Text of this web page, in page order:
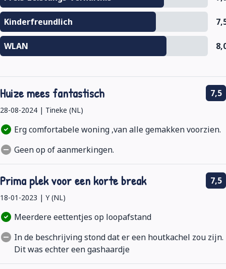
Kinderfreundlich
WLAN
Huize mees fantastisch
28-08-2024 | Tineke (NL)
7,5
Erg comfortabele woning ,van alle gemakken voorzien.
Geen op of aanmerkingen.
Prima plek voor een korte break
18-01-2023 | Y (NL)
7,5
Meerdere eettentjes op loopafstand
In de beschrijving stond dat er een houtkachel zou zijn.
Dit was echter een gashaardje